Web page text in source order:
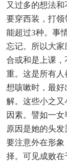
又过多的想法
要穿西装，打
能超过3种。事
忘记。所以大
合或和是上课
重。这是所有
想咳嗽时，最
解。这些小之
因素。譬如一
原因是她的头
要注意外在形
择。可见成败在